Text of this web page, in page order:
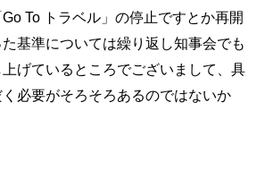
To トラベル」の停止ですとか再開
基準については繰り返し知事会でも
げているところでございまして、具
必要がそろそろあるのではないか